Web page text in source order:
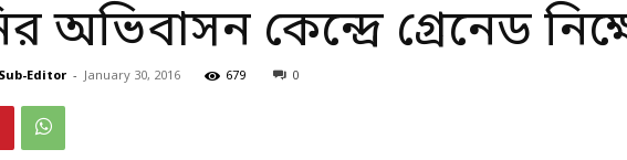
অভিবাসন কেন্দ্রে গ্রেনেড
Editor - January 30, 2016 679 0